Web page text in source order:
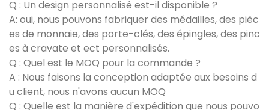
Q : Un design personnalisé est-il disponible ?
A: oui, nous pouvons fabriquer des médailles, des pièc
es de monnaie, des porte-clés, des épingles, des pinc
es à cravate et ect personnalisés.
Q : Quel est le MOQ pour la commande ?
A : Nous faisons la conception adaptée aux besoins d
u client, nous n'avons aucun MOQ
Q : Quelle est la manière d'expédition que nous pouvo